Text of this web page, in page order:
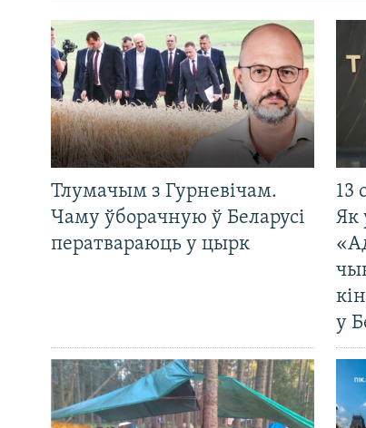
Тлумачым з Гурневічам.
Чаму ўборачную ў Беларусі
ператвараюць у цырк
13
Як
у